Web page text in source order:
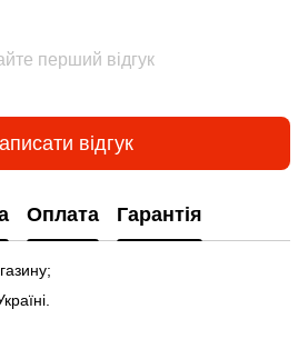
перший відгук
відгук
Оплата Гарантія